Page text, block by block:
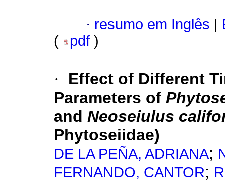
· resumo em Inglês
(
pdf )
·
Effect of Different
Parameters of
and Neoseiulus
Phytoseiidae)
DE LA PEÑA, ADRIANA;
FERNANDO, CANTOR;